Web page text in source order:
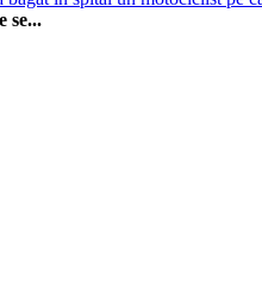
se...